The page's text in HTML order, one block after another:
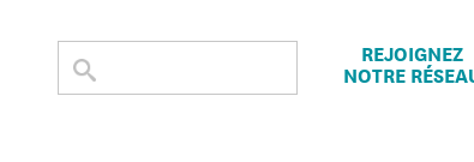
DANS
Submit
search
REJOIGNEZ
NOTRE